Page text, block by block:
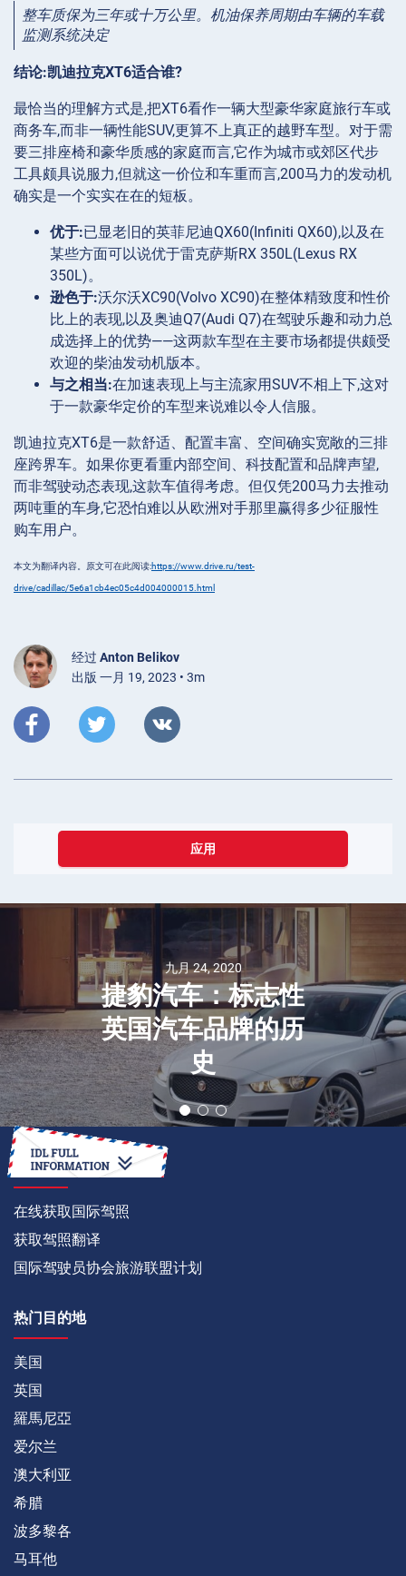
整车质保为三年或十万公里。机油保养周期由车辆的车载
监测系统决定
结论:凯迪拉克XT6适合谁?
最恰当的理解方式是,把XT6看作一辆大型豪华家庭旅行车或
商务车,而非一辆性能SUV,更算不上真正的越野车型。对于需
要三排座椅和豪华质感的家庭而言,它作为城市或郊区代步
工具颇具说服力,但就这一价位和车重而言,200马力的发动机
确实是一个实实在在的短板。
优于:已显老旧的英菲尼迪QX60(Infiniti QX60),以及在
某些方面可以说优于雷克萨斯RX 350L(Lexus RX
350L)。
逊色于:沃尔沃XC90(Volvo XC90)在整体精致度和性价
比上的表现,以及奥迪Q7(Audi Q7)在驾驶乐趣和动力总
成选择上的优势——这两款车型在主要市场都提供颇受
欢迎的柴油发动机版本。
与之相当:在加速表现上与主流家用SUV不相上下,这对
于一款豪华定价的车型来说难以令人信服。
凯迪拉克XT6是一款舒适、配置丰富、空间确实宽敞的三排
座跨界车。如果你更看重内部空间、科技配置和品牌声望,
而非驾驶动态表现,这款车值得考虑。但仅凭200马力去推动
两吨重的车身,它恐怕难以从欧洲对手那里赢得多少征服性
购车用户。
本文为翻译内容。原文可在此阅读:https://www.drive.ru/test-
drive/cadillac/5e6a1cb4ec05c4d004000015.html
经过 Anton Belikov
出版 一月 19, 2023 • 3m
应用
九月 24, 2020
捷豹汽车：标志性
英国汽车品牌的历
史
如何
在线获取国际驾照
获取驾照翻译
国际驾驶员协会旅游联盟计划
热门目的地
美国
英国
羅馬尼亞
爱尔兰
澳大利亚
希腊
波多黎各
马耳他